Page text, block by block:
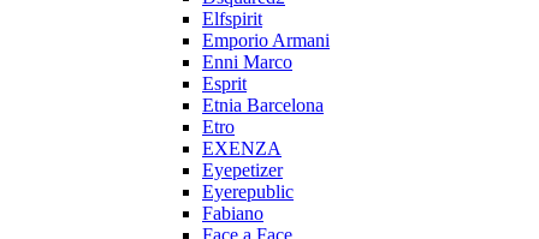
Elfspirit
Emporio Armani
Enni Marco
Esprit
Etnia Barcelona
Etro
EXENZA
Eyepetizer
Eyerepublic
Fabiano
Face a Face